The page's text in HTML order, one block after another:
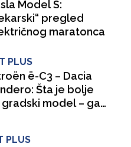
Model S:
pregled
maratonca
PLUS
ë-C3 – Dacia
Šta je bolje
gradski model – gas
PLUS